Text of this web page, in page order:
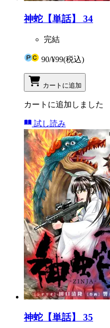
神蛇【単話】 34
完結
90/¥99(税込)
カートに追加
カートに追加しました
試し読み
神蛇【単話】 35